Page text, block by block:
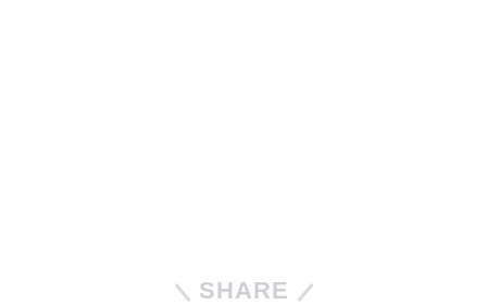
SHARE